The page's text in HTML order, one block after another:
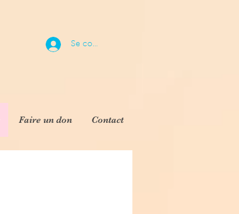
Faire un don Contact
Se connecter